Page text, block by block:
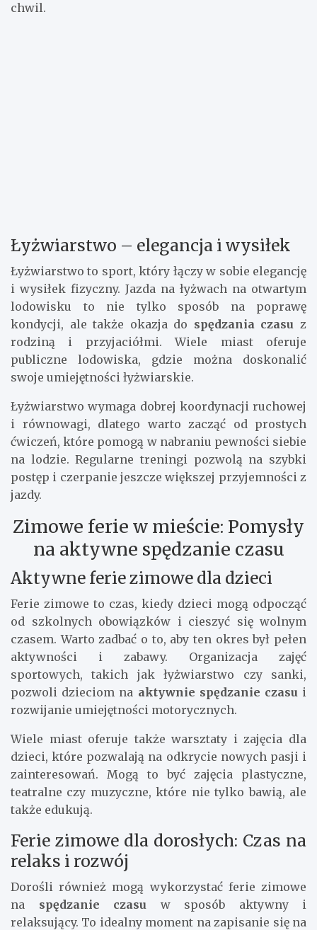
chwil.
Łyżwiarstwo – elegancja i wysiłek
Łyżwiarstwo to sport, który łączy w sobie elegancję
lodowisku to nie tylko sposób na poprawę
kondycji, ale także okazja dospędzania czasuz
rodziną i przyjaciółmi. Wiele miast oferuje
publiczne lodowiska, gdzie można doskonalić
swoje umiejętności łyżwiarskie.
i równowagi, dlatego warto zacząć od prostych
ćwiczeń, które pomogą w nabraniu pewności siebie
na lodzie. Regularne treningi pozwolą na szybki
postęp i czerpanie jeszcze większej przyjemności z
jazdy.
Zimowe ferie w mieście: Pomysły
na aktywne spędzanie czasu
Aktywne ferie zimowe dla dzieci
Ferie zimowe to czas, kiedy dzieci mogą odpocząć
czasem. Warto zadbać o to, aby ten okres był pełen
aktywności i zabawy. Organizacja zajęć
sportowych, takich jak łyżwiarstwo czy sanki,
pozwoli dzieciom naaktywnie spędzanie czasui
rozwijanie umiejętności motorycznych.
Wiele miast oferuje także warsztaty i zajęcia dla
dzieci, które pozwalają na odkrycie nowych pasji i
zainteresowań. Mogą to być zajęcia plastyczne,
teatralne czy muzyczne, które nie tylko bawią, ale
także edukują.